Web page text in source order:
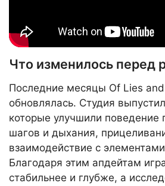
Что изменилось перед
Последние месяцы Of Lies and
обновлялась. Студия
которые улучшили поведение
шагов и дыхания,
взаимодействие с
Благодаря этим апдейтам
стабильнее и глубже, а